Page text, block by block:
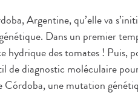
Argentine, qu’elle va
Dans un premier
hydrique des tomates ! Puis,
de diagnostic moléculaire
une mutation